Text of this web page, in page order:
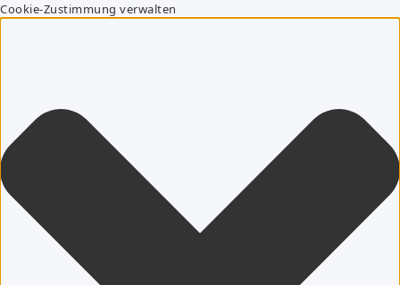
Cookie-Zustimmung verwalten